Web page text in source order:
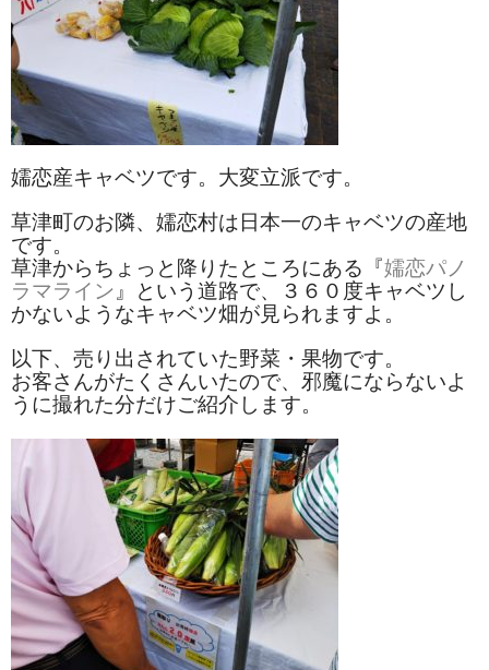
サンド
スナック
煎餅
羊かん
その他
その他食品
漬物・佃煮
野沢菜
嬬恋産キャベツです。大変立派です。
草津町のお隣、嬬恋村は日本一のキャベツの産地
です。
草津からちょっと降りたところにある『嬬恋パノ
ラマライン 』という道路で、３６０度キャベツし
かないようなキャベツ畑が見られますよ。
以下、売り出されていた野菜・果物です。
お客さんがたくさんいたので、邪魔にならないよ
うに撮れた分だけご紹介します。